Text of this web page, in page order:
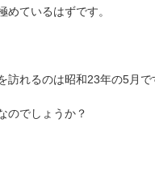
めているはずです。
訪れるのは昭和23年の5月で
のでしょうか？